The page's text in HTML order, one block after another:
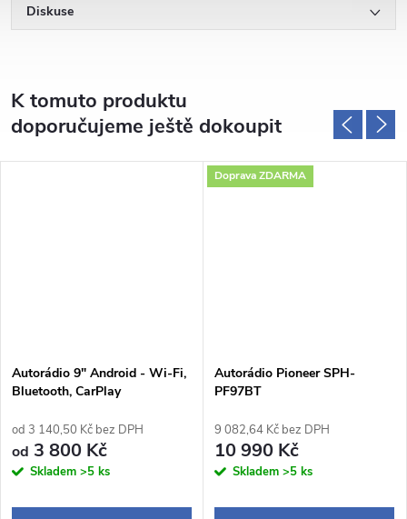
Diskuse
K tomuto produktu
doporučujeme ještě dokoupit
Autorádio 9" Android - Wi-Fi,
Bluetooth, CarPlay
od 3 140,50 Kč bez DPH
od 3 800 Kč
Skladem >5 ks
Doprava ZDARMA
Autorádio Pioneer SPH-
PF97BT
9 082,64 Kč bez DPH
10 990 Kč
Skladem >5 ks